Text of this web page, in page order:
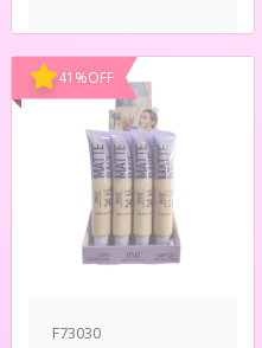
41 %OFF
F73030